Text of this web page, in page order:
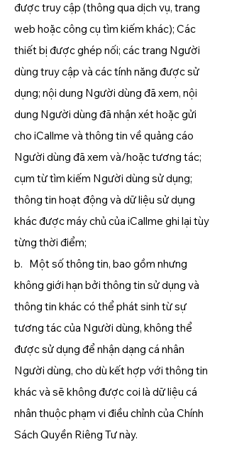
được truy cập (thông qua dịch vụ, trang
web hoặc công cụ tìm kiếm khác); Các
thiết bị được ghép nối; các trang Người
dùng truy cập và các tính năng được sử
dụng; nội dung Người dùng đã xem, nội
dung Người dùng đã nhận xét hoặc gửi
cho iCallme và thông tin về quảng cáo
Người dùng đã xem và/hoặc tương tác;
cụm từ tìm kiếm Người dùng sử dụng;
thông tin hoạt động và dữ liệu sử dụng
khác được máy chủ của iCallme ghi lại tùy
từng thời điểm;
b. Một số thông tin, bao gồm nhưng
không giới hạn bởi thông tin sử dụng và
thông tin khác có thể phát sinh từ sự
tương tác của Người dùng, không thể
được sử dụng để nhận dạng cá nhân
Người dùng, cho dù kết hợp với thông tin
khác và sẽ không được coi là dữ liệu cá
nhân thuộc phạm vi điều chỉnh của Chính
Sách Quyền Riêng Tư này.